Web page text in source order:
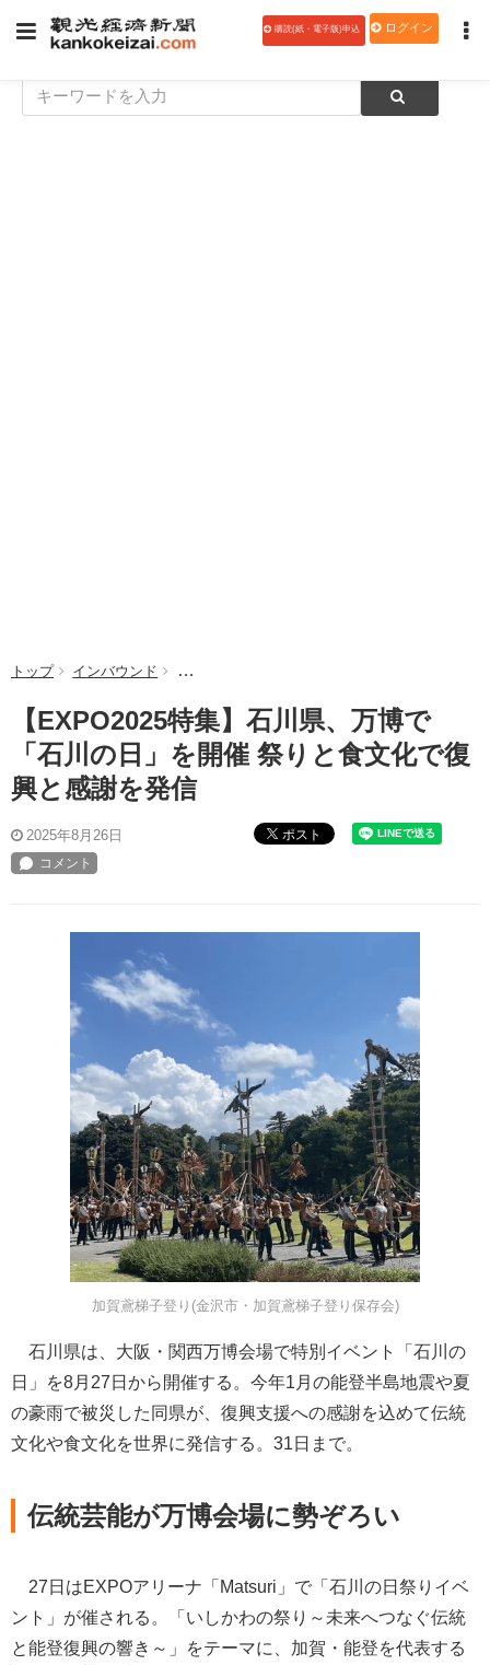
購読(紙・電子版)申込 ログイン
トップ インバウンド 【EXPO2025特集】石川県、万博で「石川の日
【EXPO2025特集】石川県、万博で
「石川の日」を開催 祭りと食文化で復
興と感謝を発信
2025年8月26日 ポスト
加賀鳶梯子登り(金沢市・加賀鳶梯子登り保存会)
石川県は、大阪・関西万博会場で特別イベント「石川の
日」を8月27日から開催する。今年1月の能登半島地震や夏
の豪雨で被災した同県が、復興支援への感謝を込めて伝統
文化や食文化を世界に発信する。31日まで。
伝統芸能が万博会場に勢ぞろい
27日はEXPOアリーナ「Matsuri」で「石川の日祭りイベ
ント」が催される。「いしかわの祭り～未来へつなぐ伝統
と能登復興の響き～」をテーマに、加賀・能登を代表する